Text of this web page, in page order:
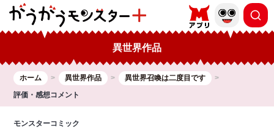
異世界作品
ホーム 異世界作品
異世界召喚は二度目です
評価・感想コメント
モンスターコミック